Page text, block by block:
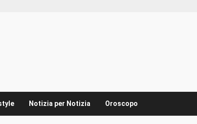
Notizia per Notizia Oroscopo